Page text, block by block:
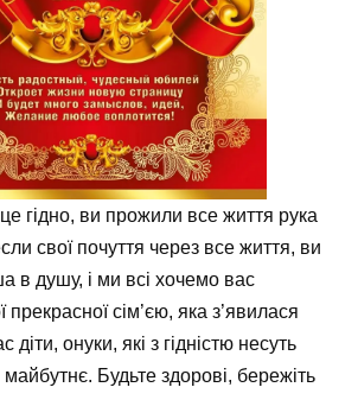
гідно, ви прожили все життя рука
свої почуття через все життя, ви
в душу, і ми всі хочемо вас
прекрасної сім’єю, яка з’явилася
діти, онуки, які з гідністю несуть
Будьте здорові, бережіть